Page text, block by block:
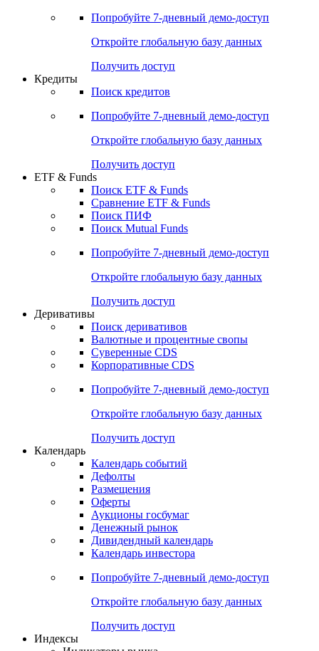
Попробуйте 7-дневный демо-доступ
Откройте глобальную базу данных
Получить доступ
Кредиты
Поиск кредитов
Попробуйте 7-дневный демо-доступ
Откройте глобальную базу данных
Получить доступ
ETF & Funds
Поиск ETF & Funds
Сравнение ETF & Funds
Поиск ПИФ
Поиск Mutual Funds
Попробуйте 7-дневный демо-доступ
Откройте глобальную базу данных
Получить доступ
Деривативы
Поиск деривативов
Валютные и процентные свопы
Суверенные CDS
Корпоративные CDS
Попробуйте 7-дневный демо-доступ
Откройте глобальную базу данных
Получить доступ
Календарь
Календарь событий
Дефолты
Размещения
Оферты
Аукционы госбумаг
Денежный рынок
Дивидендный календарь
Календарь инвестора
Попробуйте 7-дневный демо-доступ
Откройте глобальную базу данных
Получить доступ
Индексы